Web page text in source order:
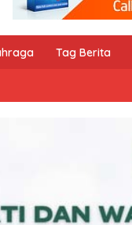
Tag Berita